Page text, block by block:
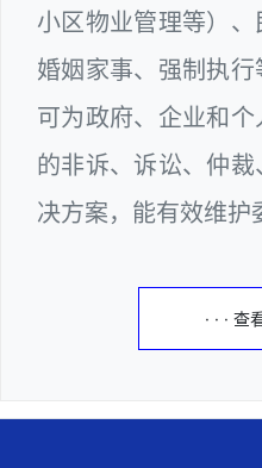
小区物业管理等）、
婚姻家事、强制执行
可为政府、企业和
的非诉、诉讼、仲
决方案，能有效维护
· · · 查